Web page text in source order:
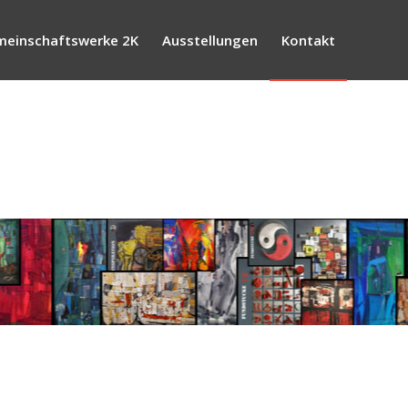
2K Ausstellungen Kontakt